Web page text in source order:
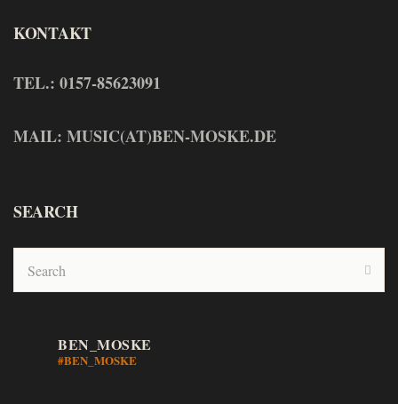
KONTAKT
TEL.: 0157-85623091
MAIL: MUSIC(AT)BEN-MOSKE.DE
SEARCH
BEN_MOSKE
#BEN_MOSKE